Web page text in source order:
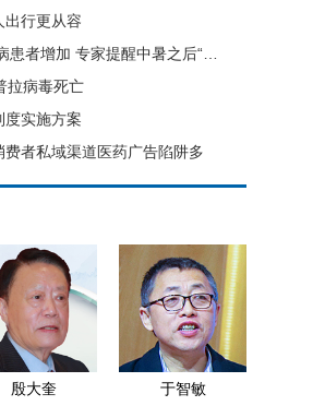
出行更从容
拉病毒死亡
度实施方案
者私域渠道医药广告陷阱多
殷大奎 于智敏